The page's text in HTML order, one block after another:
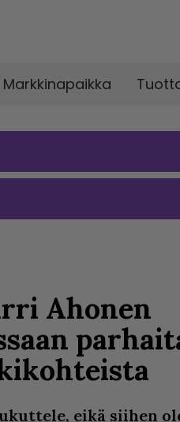
Markkinapaikka
Ahonen
eikä siihen